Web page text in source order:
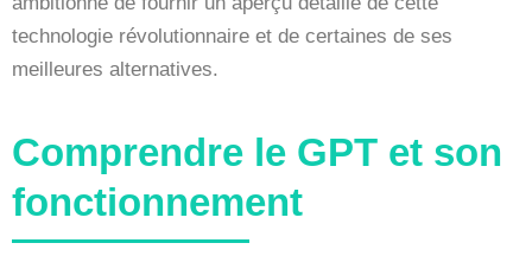
technologie révolutionnaire et de certaines de ses
meilleures alternatives.
Comprendre le GPT et son
fonctionnement